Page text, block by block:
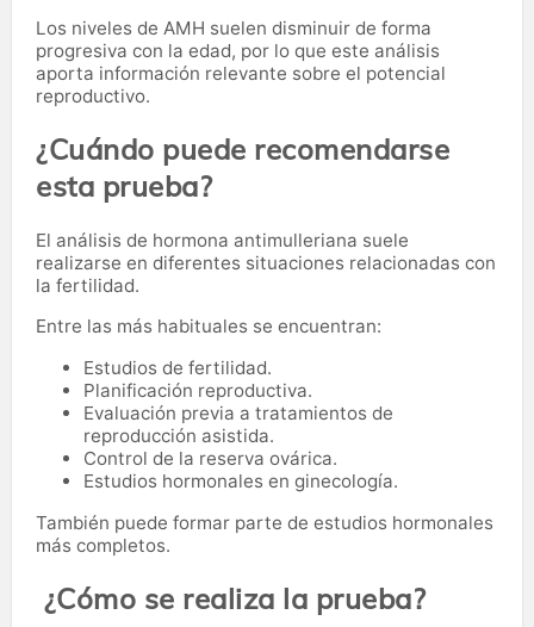
Los niveles de AMH suelen disminuir de forma
progresiva con la edad, por lo que este análisis
aporta información relevante sobre el potencial
reproductivo.
¿Cuándo puede recomendarse
esta prueba?
El análisis de hormona antimulleriana suele
realizarse en diferentes situaciones relacionadas con
la fertilidad.
Entre las más habituales se encuentran:
Estudios de fertilidad.
Planificación reproductiva.
Evaluación previa a tratamientos de
reproducción asistida.
Control de la reserva ovárica.
Estudios hormonales en ginecología.
También puede formar parte de estudios hormonales
más completos.
¿Cómo se realiza la prueba?